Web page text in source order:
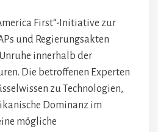
First“-Initiative zur
und Regierungsakten
innerhalb der
Die betroffenen Experten
zu Technologien,
Dominanz im
mögliche